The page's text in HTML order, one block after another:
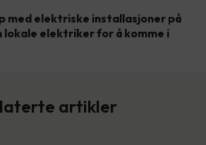
med elektriske installasjoner på
elektriker for å komme i
artikler